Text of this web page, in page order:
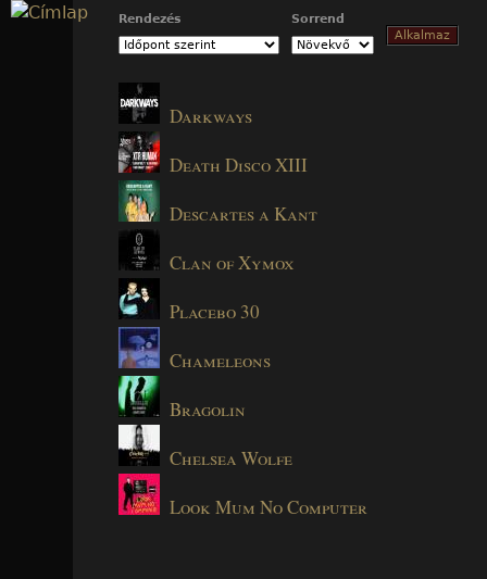
Jump to navigation
Rendezés Sorrend
Darkways
Death Disco XIII
Descartes a Kant
Clan of Xymox
Placebo 30
Chameleons
Bragolin
Chelsea Wolfe
Look Mum No Computer